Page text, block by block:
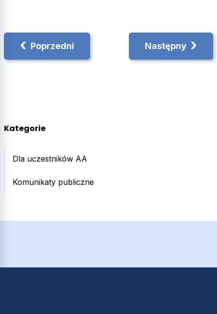
Nawigacja
wpisu
‹ Poprzedni Następny ›
Kategorie
Dla uczestników AA
Komunikaty publiczne